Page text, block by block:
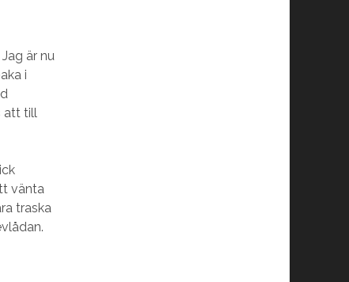
är nu
i
att till
vänta
traska